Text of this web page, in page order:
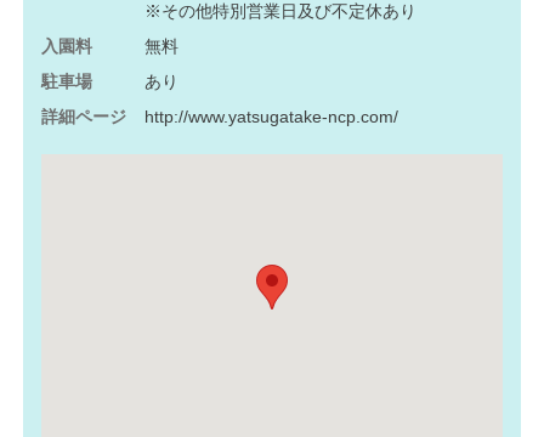
※その他特別営業日及び不定休あり
入園料
無料
駐車場
あり
詳細ページ
http://www.yatsugatake-ncp.com/